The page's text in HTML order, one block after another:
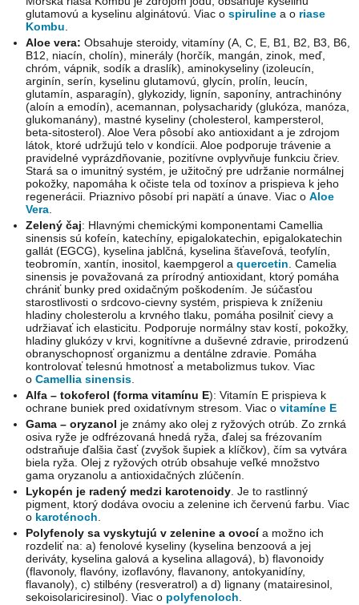
glutamovú a kyselinu alginátovú. Viac ospiruline a o riase
Kombu
Aloe vera: Obsahuje steroidy, vitamíny (A, C, E, B1, B2, B3, B6,
B12, niacín, cholín), minerály (horčík, mangán, zinok, meď,
chróm, vápnik, sodík a draslík), aminokyseliny (izoleucín,
arginín, serín, kyselinu glutamovú, glycín, prolín, leucín,
glutamín, asparagín), glykozidy, lignín, saponíny, antrachinóny
(aloín a emodín), acemannan, polysacharidy (glukóza, manóza,
glukomanány), mastné kyseliny (cholesterol, kampersterol,
beta-sitosterol). Aloe Vera pôsobí ako antioxidant a je zdrojom
látok, ktoré udržujú telo v kondícii. Aloe podporuje trávenie a
pravidelné vyprázdňovanie, pozitívne ovplyvňuje funkciu čriev.
Stará sa o imunitný systém, je užitočný pre udržanie normálnej
pokožky, napomáha k očiste tela od toxínov a prispieva k jeho
regenerácii. Priaznivo pôsobí pri napätí a únave. Viac oAloe
Vera
Zelený čaj: Hlavnými chemickými komponentami Camellia
sinensis sú kofeín, katechíny, epigalokatechin, epigalokatechin
gallát (EGCG), kyselina jablčná, kyselina šťaveľová, teofylín,
teobromín, xantín, inositol, kaempgerol aquercetin . Camelia
sinensis je považovaná za prírodný antioxidant, ktorý pomáha
chrániť bunky pred oxidačným poškodením. Je súčasťou
starostlivosti o srdcovo-cievny systém, prispieva k zníženiu
hladiny cholesterolu a krvného tlaku, pomáha posilniť cievy a
udržiavať ich elasticitu. Podporuje normálny stav kostí, pokožky,
hladiny glukózy v krvi, kognitívne a duševné zdravie, prirodzenú
obranyschopnosť organizmu a dentálne zdravie. Pomáha
kontrolovať telesnú hmotnosť a metabolizmus tukov. Viac
oCamellia sinensis
Alfa – tokoferol (forma vitamínu E): Vitamín E prispieva k
ochrane buniek pred oxidatívnym stresom. Viac ovitamíne E
Gama – oryzanol je známy ako olej z ryžových otrúb. Zo zrnká
osiva ryže je odfrézovaná hnedá ryža, ďalej sa frézovaním
odstraňuje ďalšia časť (zvyšok šupiek a klíčkov), čím sa vytvára
biela ryža. Olej z ryžových otrúb obsahuje veľké množstvo
gama oryzanolu a antioxidačných zlúčenín.
Lykopén je radený medzi karotenoidy . Je to rastlinný
pigment, ktorý dodáva ovociu a zelenine ich červenú farbu. Viac
o karoténoch
Polyfenoly sa vyskytujú v zelenine a ovocía možno ich
rozdeliť na: a) fenolové kyseliny (kyselina benzoová a jej
deriváty, kyselina galová a kyselina allagová), b) flavonoidy
(flavonoly, flavóny, izoflavóny, flavanony, antokyanidíny,
flavanoly), c) stilbény (resveratrol) a d) lignany (matairesinol,
sekoisolariciresinol). Viac o polyfenoloch